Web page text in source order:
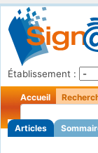
Établissement :
Accueil
Articles